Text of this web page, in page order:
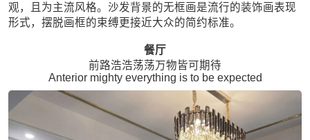
观，且为主流风格。沙发背景的无框画是流行的装饰画表现
形式，摆脱画框的束缚更接近大众的简约标准。
餐厅
前路浩浩荡荡万物皆可期待
Anterior mighty everything is to be expected